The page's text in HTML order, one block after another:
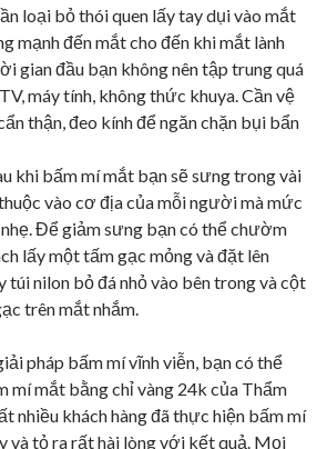
loại bỏ thói quen lấy tay dụi vào mắt
mạnh đến mắt cho đến khi mắt lành
gian đầu bạn không nên tập trung quá
máy tính, không thức khuya. Cần vệ
thận, đeo kính để ngăn chặn bụi bẩn
khi bấm mí mắt bạn sẽ sưng trong vài
vào cơ địa của mỗi người mà mức
Để giảm sưng bạn có thể chườm
lấy một tấm gạc mỏng và đặt lên
túi nilon bỏ đá nhỏ vào bên trong và cột
trên mắt nhắm.
pháp bấm mí vĩnh viễn, bạn có thể
mí mắt bằng chỉ vàng 24k của Thẩm
nhiều khách hàng đã thực hiện bấm mí
và tỏ ra rất hài lòng với kết quả. Mọi